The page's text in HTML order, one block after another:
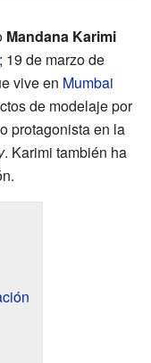
Mandana Karimi
; 19 de marzo de
vive en Mumbai
de modelaje por
protagonista en la
. Karimi también ha